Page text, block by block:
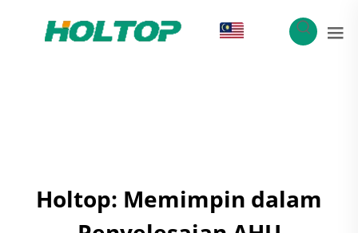
Holtop: Memimpin dalam